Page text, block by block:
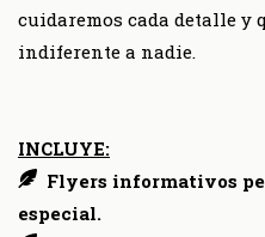
cuidaremos cada detalle y
indiferente a nadie.
INCLUYE:
Flyers informativos
especial.